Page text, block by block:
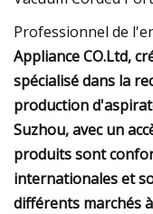
Professionnel de
Appliance CO.Ltd,
spécialisé dans la
production
Suzhou, avec un
produits sont
internationales et
différents marchés